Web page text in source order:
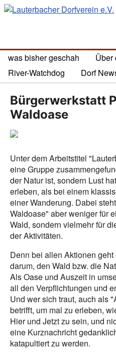
was bisher geschah
Über
River-Watchdog
Dorf
Bürgerwerkstatt
Waldoase
Unter dem Arbeitstitel
eine Gruppe
der Natur ist, sondern Lust
erleben, als bei einem
einer Wanderung. Dabei
Waldoase" aber weniger für
Wald, sondern vielmehr für
der Aktivitäten.
Denn bei allen Aktionen
darum, den Wald bzw. die
Als Oase und Auszeit in
all den Verpflichtungen und
Und wer sich traut, auch als
betrifft, um mal zu erleben,
Hier und Jetzt zu sein, und
eine Kurznachricht
katapultiert zu werden.